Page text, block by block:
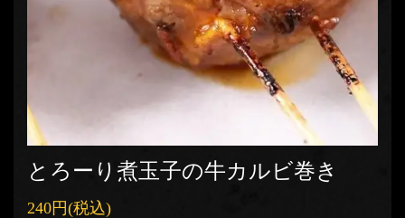
とろーり煮玉子の牛カルビ巻き
240円(税込)